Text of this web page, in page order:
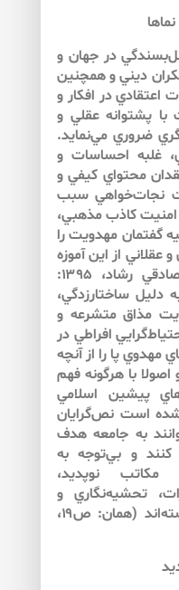
در جهان و
ديني و همچنين
در افكار و
با پشتوانه عقلي و
ضروري مي‌نمايد.
غلبه احساسات و
محتواي كيفي و
نجات‌‌خواهي سبب
كاذب مذهبي،
گفتمان مهدويت را
از اين آموزه
توسط اين جريان مطرح نگردد (صادقي رشاد، ۱۳۹۵:
دليل ساختارزدگي،
مذاق متشرعه و
افراطي در
پا را از آنچه
با هرگونه فهم
پيشين اسلامي
است نص‌‌گرايان
به جامعه هدف
و بي‌‌توجه به
نوپديد،
تحشيه‌‌نگاري و
تعليقه‌‌زني بر آثار گذشتگان فروكاسته‌‌اند (همان: ص۱۹،